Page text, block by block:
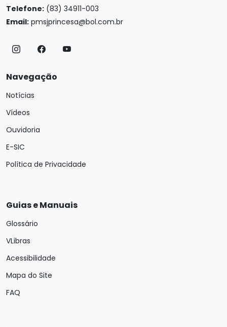
Telefone: (83) 34911-003
Email: pmsjprincesa@bol.com.br
Navegação
Notícias
Vídeos
Ouvidoria
E-SIC
Política de Privacidade
Guias e Manuais
Glossário
VLibras
Acessibilidade
Mapa do Site
FAQ